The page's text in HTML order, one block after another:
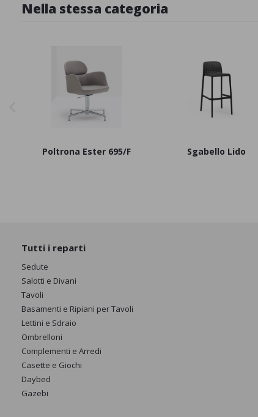
Nella stessa categoria
Poltrona Ester 695/F Sgabello Lido
Tutti i reparti
Sedute
Salotti e Divani
Tavoli
Basamenti e Ripiani per Tavoli
Lettini e Sdraio
Ombrelloni
Complementi e Arredi
Casette e Giochi
Daybed
Gazebi